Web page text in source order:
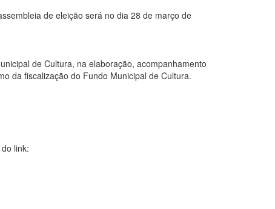
de eleição será no dia 28 de março de
de Cultura, na elaboração, acompanhamento
da fiscalização do Fundo Municipal de Cultura.
link: